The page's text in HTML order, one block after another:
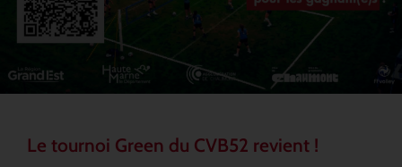
Le tournoi Green du CVB52 revient !